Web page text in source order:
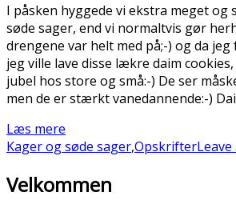
I påsken hyggede vi ekstra meget og
søde sager, end vi normaltvis gør
drengene var helt med på;-) og da
jeg ville lave disse lækre daim
jubel hos store og små:-) De ser
men de er stærkt vanedannende:-)
Læs mere
Kager og søde sager,Opskrifter
Velkommen